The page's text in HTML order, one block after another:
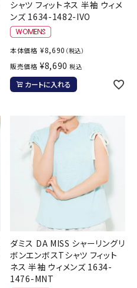
シャツ フィットネス 半袖 ウィメ
ンズ 1634-1482-IVO
本体価格 ¥8,690 （税込）
販売価格 ¥8,690 税込
カートに入れる
ダミス DA MISS シャーリングリ
ボンエンボスTシャツ フィット
ネス 半袖 ウィメンズ 1634-
1476-MNT